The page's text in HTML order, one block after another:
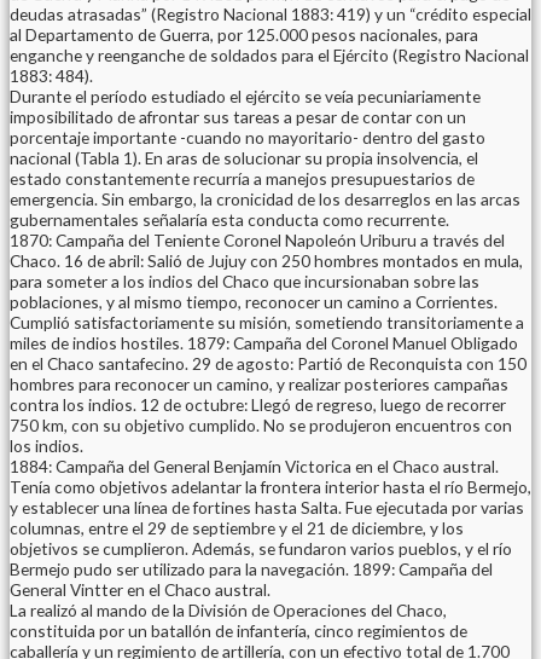
deudas atrasadas” (Registro Nacional 1883: 419) y un “crédito especial
al Departamento de Guerra, por 125.000 pesos nacionales, para
enganche y reenganche de soldados para el Ejército (Registro Nacional
1883: 484).
Durante el período estudiado el ejército se veía pecuniariamente
imposibilitado de afrontar sus tareas a pesar de contar con un
porcentaje importante -cuando no mayoritario- dentro del gasto
nacional (Tabla 1). En aras de solucionar su propia insolvencia, el
estado constantemente recurría a manejos presupuestarios de
emergencia. Sin embargo, la cronicidad de los desarreglos en las arcas
gubernamentales señalaría esta conducta como recurrente.
1870: Campaña del Teniente Coronel Napoleón Uriburu a través del
Chaco. 16 de abril: Salió de Jujuy con 250 hombres montados en mula,
para someter a los indios del Chaco que incursionaban sobre las
poblaciones, y al mismo tiempo, reconocer un camino a Corrientes.
Cumplió satisfactoriamente su misión, sometiendo transitoriamente a
miles de indios hostiles. 1879: Campaña del Coronel Manuel Obligado
en el Chaco santafecino. 29 de agosto: Partió de Reconquista con 150
hombres para reconocer un camino, y realizar posteriores campañas
contra los indios. 12 de octubre: Llegó de regreso, luego de recorrer
750 km, con su objetivo cumplido. No se produjeron encuentros con
los indios.
1884: Campaña del General Benjamín Victorica en el Chaco austral.
Tenía como objetivos adelantar la frontera interior hasta el río Bermejo,
y establecer una línea de fortines hasta Salta. Fue ejecutada por varias
columnas, entre el 29 de septiembre y el 21 de diciembre, y los
objetivos se cumplieron. Además, se fundaron varios pueblos, y el río
Bermejo pudo ser utilizado para la navegación. 1899: Campaña del
General Vintter en el Chaco austral.
La realizó al mando de la División de Operaciones del Chaco,
constituida por un batallón de infantería, cinco regimientos de
caballería y un regimiento de artillería, con un efectivo total de 1.700